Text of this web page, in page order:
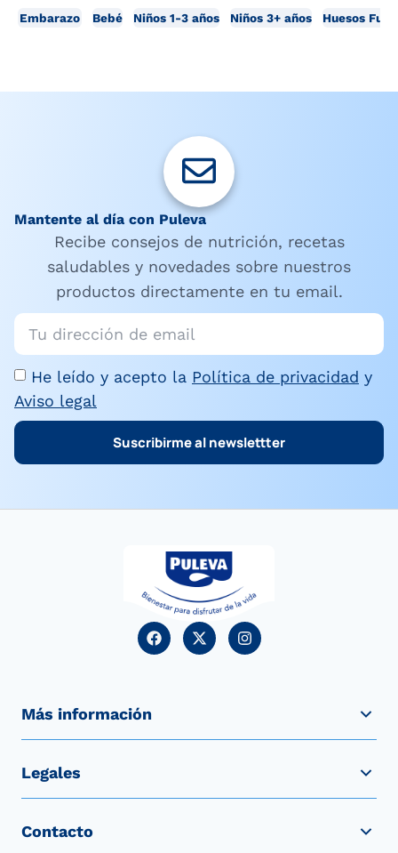
Embarazo Bebé Niños 1-3 años Niños 3+ años Huesos
Mantente al día con Puleva
Recibe consejos de nutrición, recetas
saludables y novedades sobre nuestros
productos directamente en tu email.
He leído y acepto la Política de privacidad y
Aviso legal
Suscribirme al newslettter
Más información
Legales
Contacto